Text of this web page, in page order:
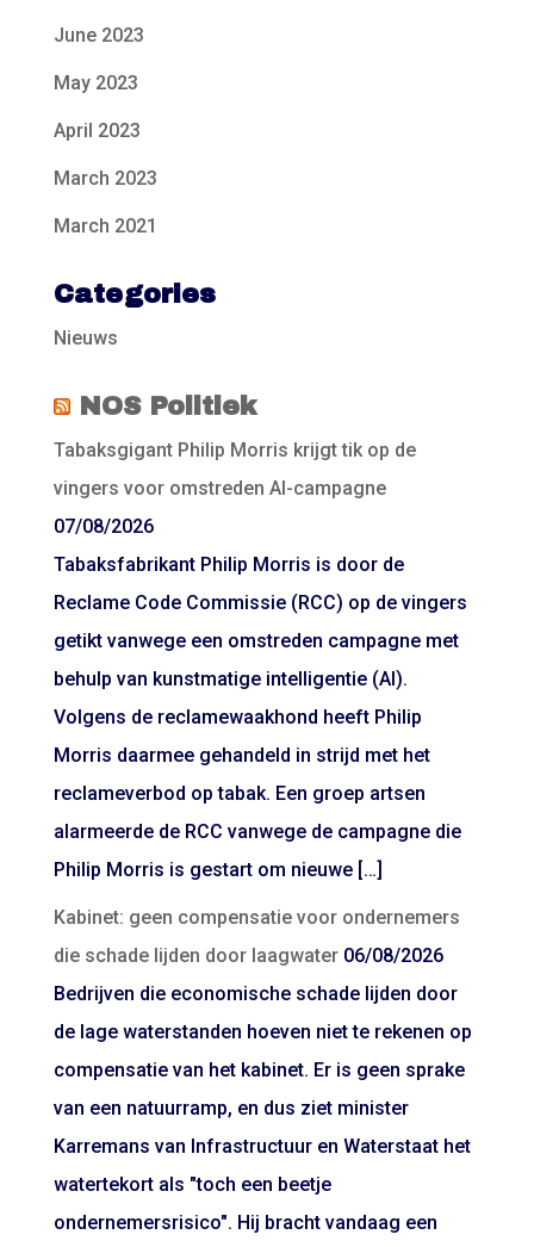
June 2023
May 2023
April 2023
March 2023
March 2021
Categories
Nieuws
NOS Politiek
Tabaksgigant Philip Morris krijgt tik op de
vingers voor omstreden AI-campagne
07/08/2026
Tabaksfabrikant Philip Morris is door de
Reclame Code Commissie (RCC) op de vingers
getikt vanwege een omstreden campagne met
behulp van kunstmatige intelligentie (AI).
Volgens de reclamewaakhond heeft Philip
Morris daarmee gehandeld in strijd met het
reclameverbod op tabak. Een groep artsen
alarmeerde de RCC vanwege de campagne die
Philip Morris is gestart om nieuwe […]
Kabinet: geen compensatie voor ondernemers
die schade lijden door laagwater 06/08/2026
Bedrijven die economische schade lijden door
de lage waterstanden hoeven niet te rekenen op
compensatie van het kabinet. Er is geen sprake
van een natuurramp, en dus ziet minister
Karremans van Infrastructuur en Waterstaat het
watertekort als "toch een beetje
ondernemersrisico". Hij bracht vandaag een